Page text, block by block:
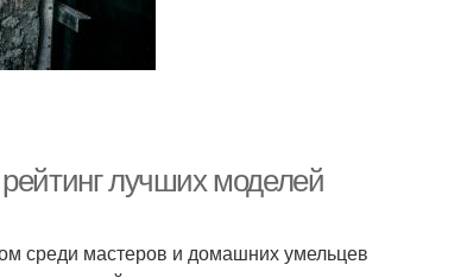
лучших моделей
среди мастеров и домашних умельцев